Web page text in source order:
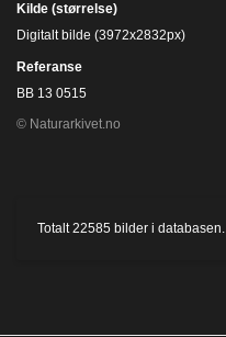
Kilde (størrelse)
Digitalt bilde (3972x2832px)
Referanse
BB 13 0515
© Naturarkivet.no
Totalt22585 bilder i databasen.